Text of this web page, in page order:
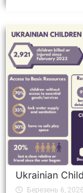
Ukrainian
Березень 6, 2026